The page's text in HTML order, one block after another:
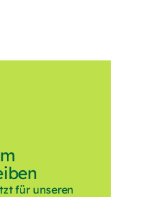
für unseren